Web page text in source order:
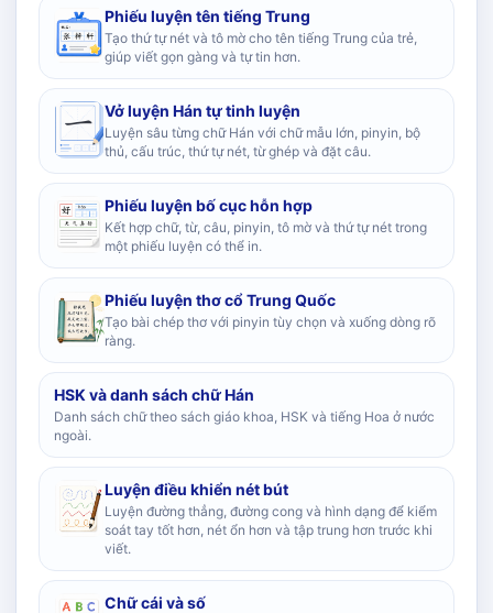
Phiếu luyện tên tiếng Trung
Tạo thứ tự nét và tô mờ cho tên tiếng Trung của trẻ,
giúp viết gọn gàng và tự tin hơn.
Vở luyện Hán tự tinh luyện
Luyện sâu từng chữ Hán với chữ mẫu lớn, pinyin, bộ
thủ, cấu trúc, thứ tự nét, từ ghép và đặt câu.
Phiếu luyện bố cục hỗn hợp
Kết hợp chữ, từ, câu, pinyin, tô mờ và thứ tự nét trong
một phiếu luyện có thể in.
Phiếu luyện thơ cổ Trung Quốc
Tạo bài chép thơ với pinyin tùy chọn và xuống dòng rõ
ràng.
HSK và danh sách chữ Hán
Danh sách chữ theo sách giáo khoa, HSK và tiếng Hoa ở nước
ngoài.
Luyện điều khiển nét bút
Luyện đường thẳng, đường cong và hình dạng để kiểm
soát tay tốt hơn, nét ổn hơn và tập trung hơn trước khi
viết.
Chữ cái và số